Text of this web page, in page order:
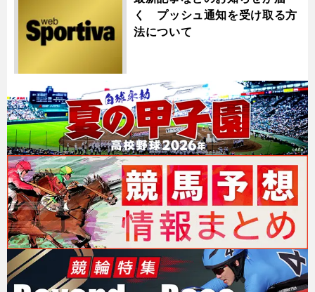
く プッシュ通知を受け取る方
法について